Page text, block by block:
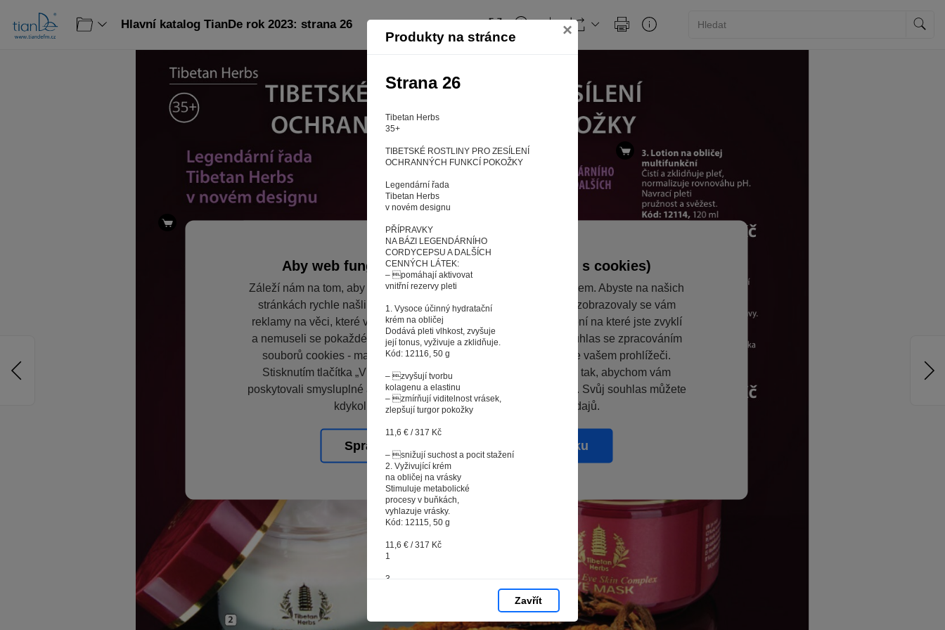
Produkty na stránce ×
Strana 26
Tibetan Herbs
35+
TIBETSKÉ ROSTLINY PRO ZESÍLENÍ
OCHRANNÝCH FUNKCÍ POKOŽKY
Legendární řada
Tibetan Herbs
v novém designu
PŘÍPRAVKY
NA BÁZI LEGENDÁRNÍHO
CORDYCEPSU A DALŠÍCH
CENNÝCH LÁTEK:
– pomáhají aktivovat
vnitřní rezervy pleti
1. Vysoce účinný hydratační
krém na obličej
Dodává pleti vlhkost, zvyšuje
její tonus, vyživuje a zklidňuje.
Kód: 12116, 50 g
– zvyšují tvorbu
kolagenu a elastinu
– zmírňují viditelnost vrásek,
zlepšují turgor pokožky
11,6 € / 317 Kč
– snižují suchost a pocit stažení
2. Vyživující krém
na obličej na vrásky
Stimuluje metabolické
procesy v buňkách,
vyhlazuje vrásky.
Kód: 12115, 50 g
11,6 € / 317 Kč
1
3
26
Zavřít
Hlavní katalog TianDe rok 2023: strana 26
Aby web fungoval tak, jak ho znáte (souhlas s cookies)
Záleží nám na tom, aby pro vás nakupování bylo co nejlepší zážitkem. Abyste na našich
stránkách rychle našli to, co hledáte, ušetřili spoustu klikání a nezobrazovaly se vám
reklamy na věci, které vás nezajímají. Abyste web viděli v zobrazení na které jste zvyklí
a nemuseli se pokaždé přihlašovat. Proto od vás potřebujeme souhlas se zpracováním
souborů cookies - malých souborů, které se dočasně ukládají ve vašem prohlížeči.
Stisknutím tlačítka „V pořádku“ souhlasíte s nastavením cookies tak, abychom vám
poskytovali smysluplné a užitečné služby na základě vašich údajů. Svůj souhlas můžete
kdykoli změnit na stránce zpracování osobních údajů.
Spravovat cookies V pořádku